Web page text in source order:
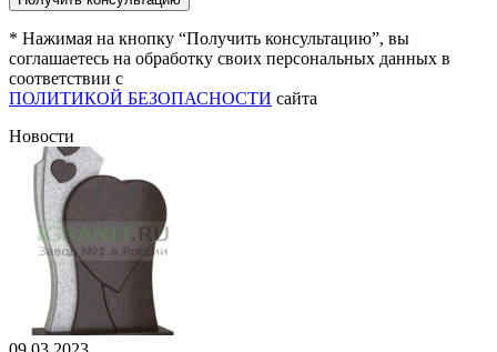
* Нажимая на кнопку “Получить консультацию”, вы
соглашаетесь на обработку своих персональных данных в
соответствии с
ПОЛИТИКОЙ БЕЗОПАСНОСТИ сайта
Новости